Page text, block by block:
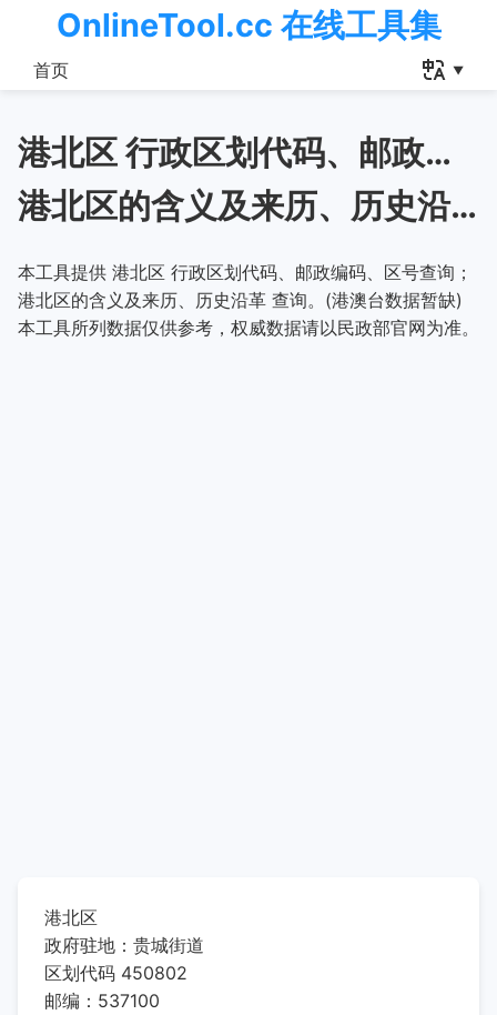
OnlineTool.cc 在线工具集
首页
港北区 行政区划代码、邮政编码、区号查询
港北区的含义及来历、历史沿革
本工具提供 港北区 行政区划代码、邮政编码、区号查询；
港北区的含义及来历、历史沿革 查询。(港澳台数据暂缺)
本工具所列数据仅供参考，权威数据请以民政部官网为准。
港北区
政府驻地：贵城街道
区划代码 450802
邮编：537100